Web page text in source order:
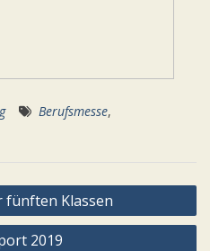
Berufsmesse,
fünften Klassen
2019